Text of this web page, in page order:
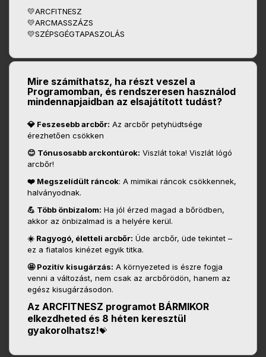
💛ARCFITNESZ
💛ARCMASSZÁZS
💛SZÉPSGÉGTAPASZOLÁS
Mire számíthatsz, ha részt veszel a
Programomban, és rendszeresen használod
mindennapjaidban az elsajátított tudást?
💎 Feszesebb arcbőr: Az arcbőr petyhüdtsége
érezhetően csökken
😊 Tónusosabb arckontúrok: Viszlát toka! Viszlát lógó
arcbőr!
❤️ Megszelídült ráncok: A mimikai ráncok csökkennek,
halványodnak.
💪 Több önbizalom: Ha jól érzed magad a bőrödben,
akkor az önbizalmad is a helyére kerül.
☀️ Ragyogó, életteli arcbőr: Üde arcbőr, üde tekintet –
ez a fiatalos kinézet egyik titka.
🤩 Pozitív kisugárzás: A környezeted is észre fogja
venni a változást, nem csak az arcbőrödön, hanem az
egész kisugárzásodon.
Az ARCFITNESZ programot BÁRMIKOR
elkezdheted és 8 héten keresztül
gyakorolhatsz!💝